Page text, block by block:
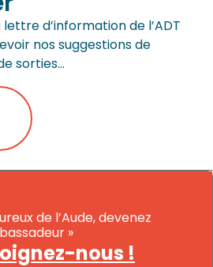
d’information de l’ADT
nos suggestions de
sorties…
de l’Aude, devenez
»
nous !